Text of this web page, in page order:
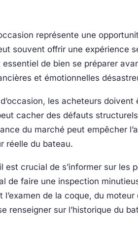
représente une
souvent offrir une expérience
de bien se préparer
et émotionnelles
les acheteurs
cacher des défauts
du marché peut empêcher
réelle du bateau.
crucial de s’informer sur les
de faire une inspection
de la coque, du
renseigner sur l’historique du